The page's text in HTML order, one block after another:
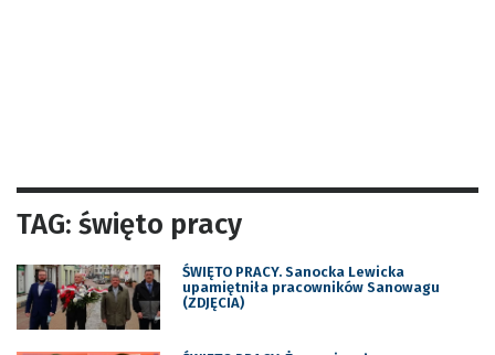
TAG: święto pracy
ŚWIĘTO PRACY. Sanocka Lewicka
upamiętniła pracowników Sanowagu
(ZDJĘCIA)